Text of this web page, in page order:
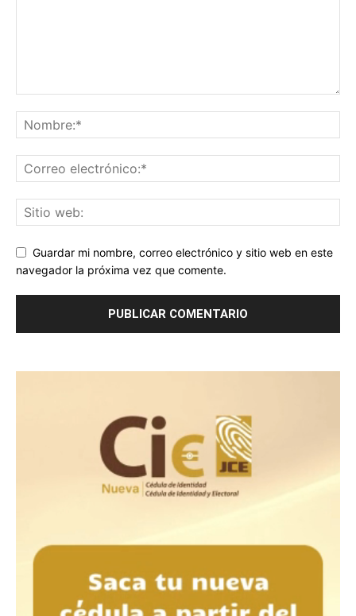
Guardar mi nombre, correo electrónico y sitio web en este
navegador la próxima vez que comente.